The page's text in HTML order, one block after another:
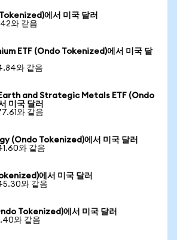
에서 미국 달러
와 같음
ETF (Ondo Tokenized)에서 미국 달
와 같음
and Strategic Metals ETF (Ondo
미국 달러
와 같음
(Ondo Tokenized)에서 미국 달러
와 같음
에서 미국 달러
와 같음
Tokenized)에서 미국 달러
와 같음